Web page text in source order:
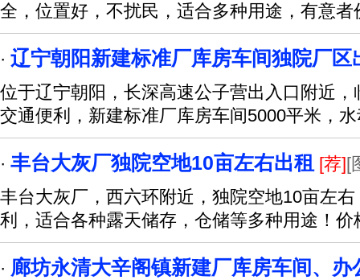
全，位置好，不扰民，适合多种用途，有意者
· 辽宁朝阳新建标准厂库房车间独院厂区
位于辽宁朝阳，长深高速公子营出入口附近
交通便利，新建标准厂库房车间5000平米，
· 丰台大灰厂独院空地10亩左右出租 [荐][
丰台大灰厂，西六环附近，独院空地10亩左
利，适合各种露天储存，仓储等多种用途！价
· 廊坊永清大辛阁镇新建厂库房车间、办